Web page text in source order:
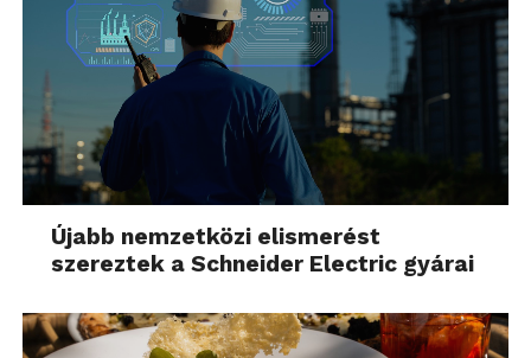
Újabb nemzetközi elismerést
szereztek a Schneider Electric gyárai